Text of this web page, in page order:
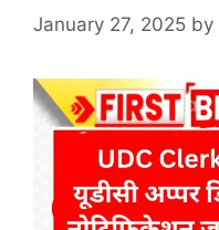
January 27, 2025 by